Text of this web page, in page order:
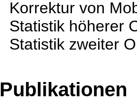
Korrektur von
Statistik höherer
Statistik zweiter
Publikationen